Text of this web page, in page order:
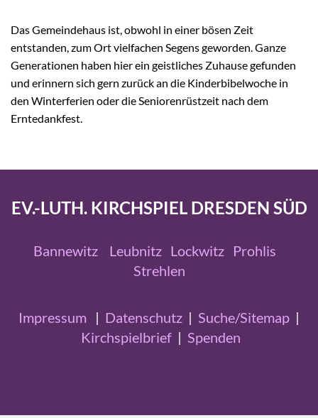
Das Gemeindehaus ist, obwohl in einer bösen Zeit
entstanden, zum Ort vielfachen Segens geworden. Ganze
Generationen haben hier ein geistliches Zuhause gefunden
und erinnern sich gern zurück an die Kinderbibelwoche in
den Winterferien oder die Seniorenrüstzeit nach dem
Erntedankfest.
EV.-LUTH. KIRCHSPIEL DRESDEN SÜD
Bannewitz Leubnitz Lockwitz Prohlis
Strehlen
Impressum | Datenschutz | Suche/Sitemap |
Kirchspielbrief| Spenden